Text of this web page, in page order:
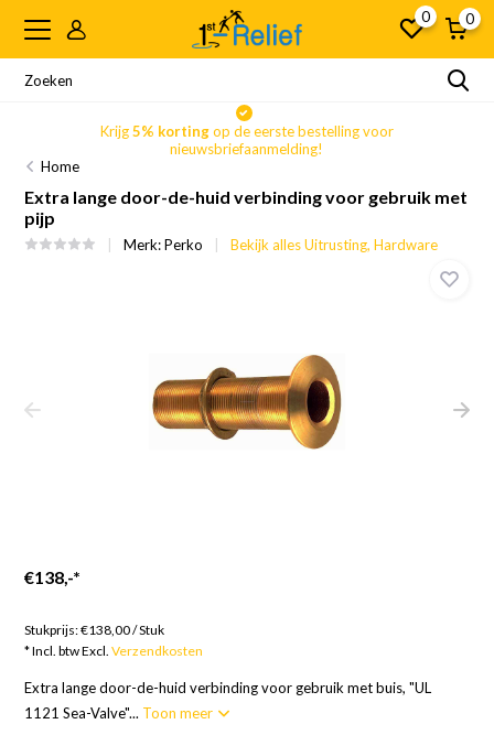
0 0
Krijg5% kortingop de eerste bestelling voor
nieuwsbriefaanmelding!
Home
Extra lange door-de-huid verbinding voor gebruik met
pijp
Merk:Perko Bekijk alles Uitrusting, Hardware
€138,-*
Stukprijs:€138,00/Stuk
* Incl. btw Excl.Verzendkosten
Extra lange door-de-huid verbinding voor gebruik met buis, "UL
1121 Sea-Valve"... Toon meer